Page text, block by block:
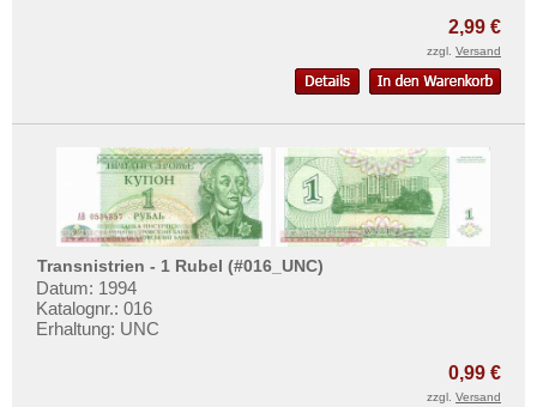
2,99 €
zzgl. Versand
Transnistrien - 1 Rubel (#016_UNC)
Datum: 1994
Katalognr.: 016
Erhaltung: UNC
0,99 €
zzgl. Versand